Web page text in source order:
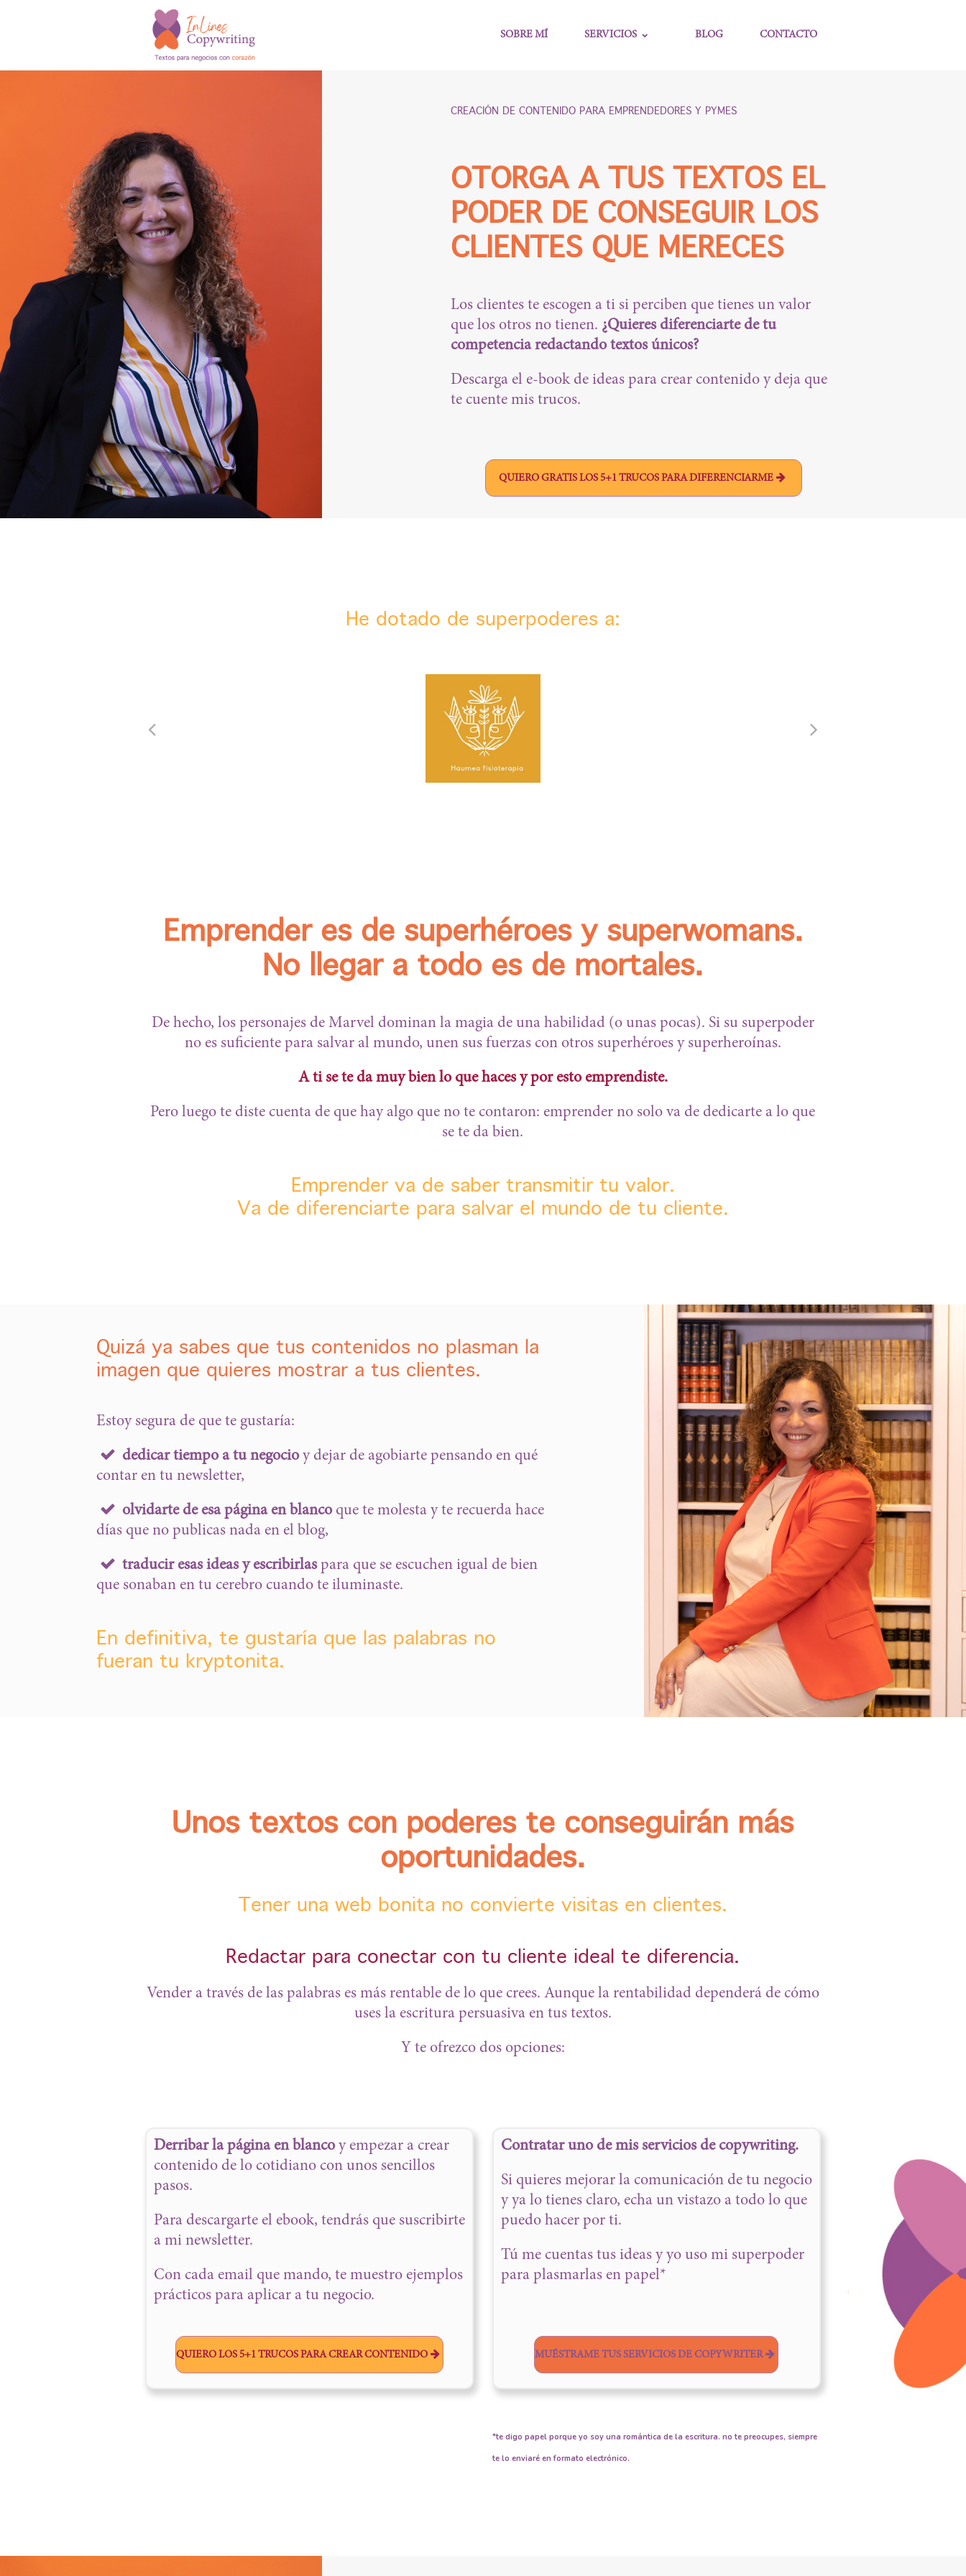
SOBRE MÍ SERVICIOS BLOG CONTACTO
CREACIÓN DE CONTENIDO PARA EMPRENDEDORES Y PYMES
OTORGA A TUS TEXTOS EL
PODER DE CONSEGUIR LOS
CLIENTES QUE MERECES
Los clientes te escogen a ti si perciben que tienes un valor
que los otros no tienen. ¿Quieres diferenciarte de tu
competencia redactando textos únicos?
Descarga el e-book de ideas para crear contenido y deja que
te cuente mis trucos.
QUIERO GRATIS LOS 5+1 TRUCOS PARA DIFERENCIARME
He dotado de superpoderes a:
Emprender es de superhéroes y superwomans.
No llegar a todo es de mortales.
De hecho, los personajes de Marvel dominan la magia de una habilidad (o unas pocas). Si su superpoder
no es suficiente para salvar al mundo, unen sus fuerzas con otros superhéroes y superheroínas.
A ti se te da muy bien lo que haces y por esto emprendiste.
Pero luego te diste cuenta de que hay algo que no te contaron: emprender no solo va de dedicarte a lo que
se te da bien.
Emprender va de saber transmitir tu valor.
Va de diferenciarte para salvar el mundo de tu cliente.
Quizá ya sabes que tus contenidos no plasman la
imagen que quieres mostrar a tus clientes.
Estoy segura de que te gustaría:
dedicar tiempo a tu negocioy dejar de agobiarte pensando en qué
contar en tu newsletter,
olvidarte de esa página en blancoque te molesta y te recuerda hace
días que no publicas nada en el blog,
traducir esas ideas y escribirlaspara que se escuchen igual de bien
que sonaban en tu cerebro cuando te iluminaste.
En definitiva, te gustaría que las palabras no
fueran tu kryptonita.
Unos textos con poderes te conseguirán más
oportunidades.
Tener una web bonita no convierte visitas en clientes.
Redactar para conectar con tu cliente ideal te diferencia.
Vender a través de las palabras es más rentable de lo que crees. Aunque la rentabilidad dependerá de cómo
uses la escritura persuasiva en tus textos.
Y te ofrezco dos opciones:
Derribar la página en blancoy empezar a crear
contenido de lo cotidiano con unos sencillos
pasos.
Para descargarte el ebook, tendrás que suscribirte
a mi newsletter.
Con cada email que mando, te muestro ejemplos
prácticos para aplicar a tu negocio.
QUIERO LOS 5+1 TRUCOS PARA CREAR CONTENIDO
Contratar uno de mis servicios de copywriting.
Si quieres mejorar la comunicación de tu negocio
y ya lo tienes claro, echa un vistazo a todo lo que
puedo hacer por ti.
Tú me cuentas tus ideas y yo uso mi superpoder
para plasmarlas en papel*
MUÉSTRAME TUS SERVICIOS DE COPYWRITER
*te digo papel porque yo soy una romántica de la escritura. no te preocupes, siempre
te lo enviaré en formato electrónico.